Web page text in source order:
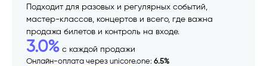
Подходит для разовых и регулярных событий,
мастер-классов, концертов и всего, где важна
продажа билетов и контроль на входе.
3.0% с каждой продажи
Онлайн-оплата через unicore.one: 6.5%